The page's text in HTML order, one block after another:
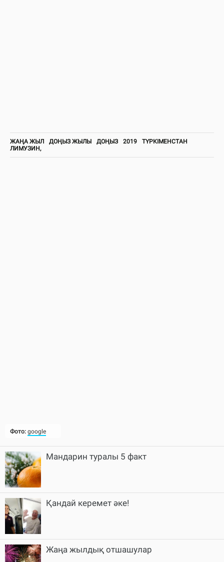
Фото: google
ЖАҢА ЖЫЛ ДОҢЫЗ ЖЫЛЫ ДОҢЫЗ 2019
ТҮРКІМЕНСТАН
ЛИМУЗИН,
Мандарин туралы 5 факт
Қандай керемет әке!
Жаңа жылдық отшашулар